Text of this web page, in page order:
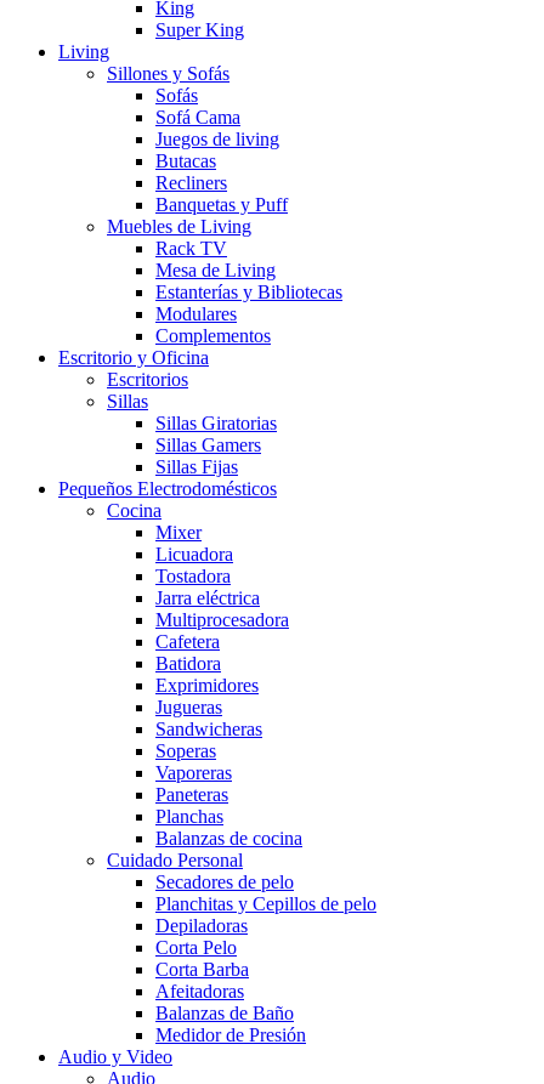
King
Super King
Living
Sillones y Sofás
Sofás
Sofá Cama
Juegos de living
Butacas
Recliners
Banquetas y Puff
Muebles de Living
Rack TV
Mesa de Living
Estanterías y Bibliotecas
Modulares
Complementos
Escritorio y Oficina
Escritorios
Sillas
Sillas Giratorias
Sillas Gamers
Sillas Fijas
Pequeños Electrodomésticos
Cocina
Mixer
Licuadora
Tostadora
Jarra eléctrica
Multiprocesadora
Cafetera
Batidora
Exprimidores
Jugueras
Sandwicheras
Soperas
Vaporeras
Paneteras
Planchas
Balanzas de cocina
Cuidado Personal
Secadores de pelo
Planchitas y Cepillos de pelo
Depiladoras
Corta Pelo
Corta Barba
Afeitadoras
Balanzas de Baño
Medidor de Presión
Audio y Video
Audio